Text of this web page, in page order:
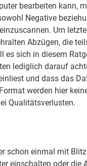
bearbeiten kann,
Negative
Um
Abzügen, die
sich in diesem
lediglich darauf
und dass das
werden hier
Qualitätsverlusten.
schon einmal mit
einschalten oder die